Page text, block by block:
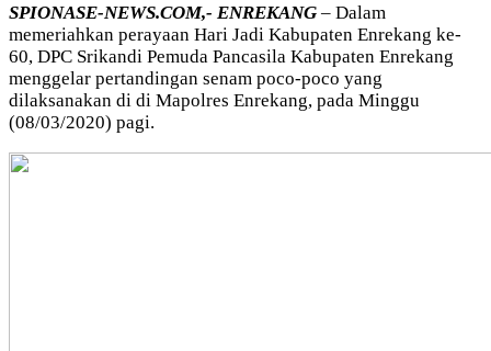
SPIONASE-NEWS.COM,- ENREKANG – Dalam
memeriahkan perayaan Hari Jadi Kabupaten Enrekang ke-
60, DPC Srikandi Pemuda Pancasila Kabupaten Enrekang
menggelar pertandingan senam poco-poco yang
dilaksanakan di di Mapolres Enrekang, pada Minggu
(08/03/2020) pagi.